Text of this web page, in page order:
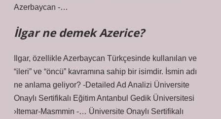
Azerbaycan -…
İlgar ne demek Azerice?
Ilgar, özellikle Azerbaycan Türkçesinde kullanılan ve
“ileri” ve “öncü” kavramına sahip bir isimdir. İsmin adı
ne anlama geliyor? -Detailed Ad Analizi Üniversite
Onaylı Sertifikalı Eğitim Antanbul Gedik Üniversitesi
›Itemar-Masmmin -… Üniversite Onaylı Sertifikalı